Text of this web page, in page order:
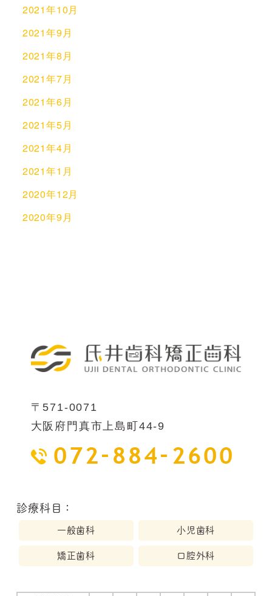
2021年10月
2021年9月
2021年8月
2021年7月
2021年6月
2021年5月
2021年4月
2021年1月
2020年12月
2020年9月
〒571-0071
大阪府門真市上島町44-9
診療科目：
一般歯科 小児歯科
矯正歯科 口腔外科